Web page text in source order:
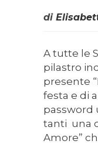
di
A tutte le
pilastro
presente
festa e di
password
tanti una
Amore”